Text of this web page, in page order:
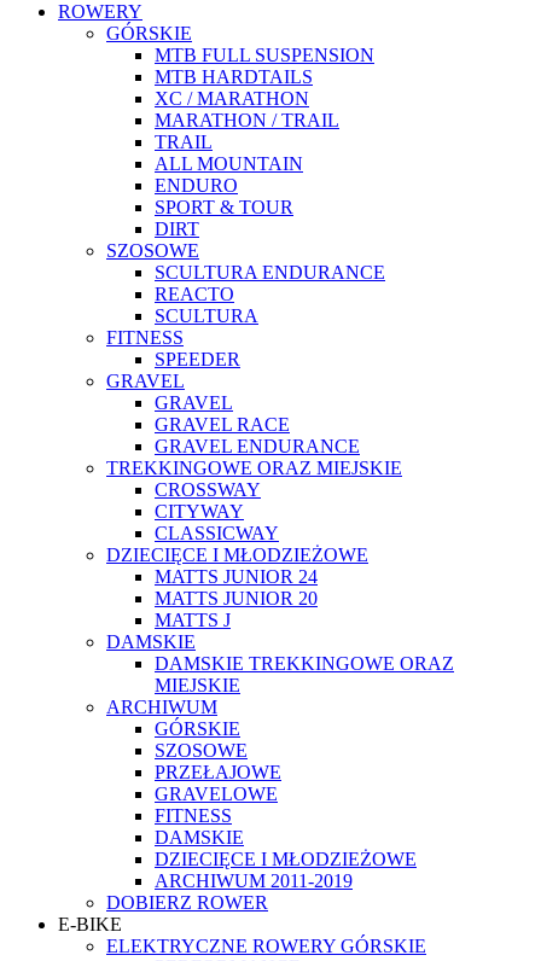
ROWERY
GÓRSKIE
MTB FULL SUSPENSION
MTB HARDTAILS
XC / MARATHON
MARATHON / TRAIL
TRAIL
ALL MOUNTAIN
ENDURO
SPORT & TOUR
DIRT
SZOSOWE
SCULTURA ENDURANCE
REACTO
SCULTURA
FITNESS
SPEEDER
GRAVEL
GRAVEL
GRAVEL RACE
GRAVEL ENDURANCE
TREKKINGOWE ORAZ MIEJSKIE
CROSSWAY
CITYWAY
CLASSICWAY
DZIECIĘCE I MŁODZIEŻOWE
MATTS JUNIOR 24
MATTS JUNIOR 20
MATTS J
DAMSKIE
DAMSKIE TREKKINGOWE ORAZ
MIEJSKIE
ARCHIWUM
GÓRSKIE
SZOSOWE
PRZEŁAJOWE
GRAVELOWE
FITNESS
DAMSKIE
DZIECIĘCE I MŁODZIEŻOWE
ARCHIWUM 2011-2019
DOBIERZ ROWER
E-BIKE
ELEKTRYCZNE ROWERY GÓRSKIE